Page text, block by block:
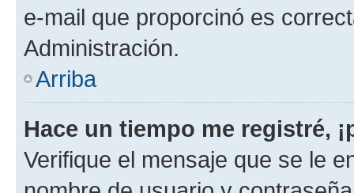
e-mail que proporcinó es
Administración.
Arriba
Hace un tiempo me registré,
Verifique el mensaje que se le